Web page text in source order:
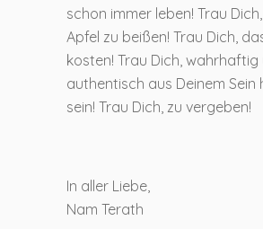
schon immer leben! Trau
Apfel zu beißen! Trau Dich,
kosten! Trau Dich, wahrhaftig
authentisch aus Deinem Sein
sein! Trau Dich, zu vergeben!
In aller Liebe,
Nam Terath